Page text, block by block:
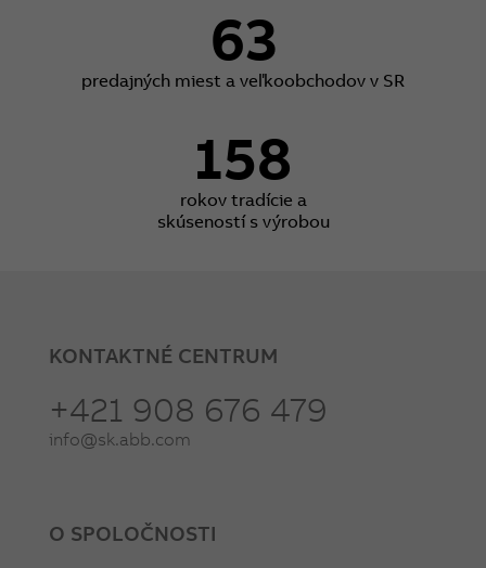
63
predajných miest a veľkoobchodov v SR
158
rokov tradície a
skúseností s výrobou
KONTAKTNÉ CENTRUM
+421 908 676 479
info@sk.abb.com
O SPOLOČNOSTI